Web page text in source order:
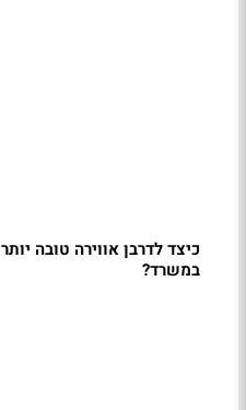
כיצד לדרבן אווירה טובה יותר
במשרד?